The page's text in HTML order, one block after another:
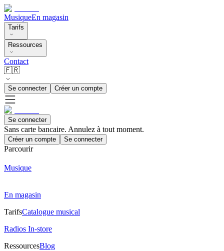
MusiqueEn magasin
Tarifs
Ressources
Contact
🇫🇷
Se connecter Créer un compte
Se connecter
Sans carte bancaire. Annulez à tout moment.
Créer un compte Se connecter
Parcourir
Musique
En magasin
TarifsCatalogue musical
Radios In-store
RessourcesBlog